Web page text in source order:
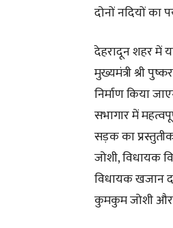
दोनों नदियों का
देहरादून शहर में
मुख्यमंत्री श्री
निर्माण किया
सभागार में
सड़क का
जोशी, विधायक
विधायक खजान
कुमकुम जोशी और